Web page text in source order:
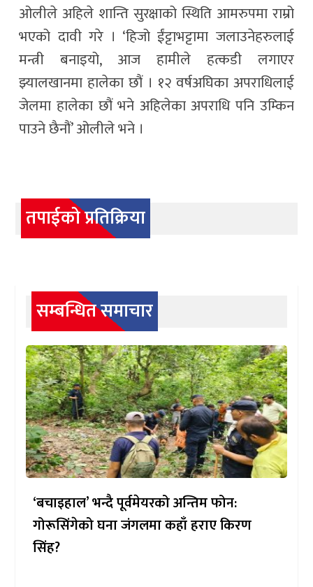
ओलीले अहिले शान्ति सुरक्षाको स्थिति आमरुपमा राम्रो
भएको दावी गरे । ‘हिजो ईंट्टाभट्टामा जलाउनेहरुलाई
मन्त्री बनाइयो, आज हामीले हत्कडी लगाएर
झ्यालखानमा हालेका छौं । १२ वर्षअघिका अपराधिलाई
जेलमा हालेका छौं भने अहिलेका अपराधि पनि उम्किन
पाउने छैनौं’ ओलीले भने ।
तपाईको प्रतिक्रिया
सम्बन्धित समाचार
‘बचाइहाल’ भन्दै पूर्वमेयरको अन्तिम फोन:
गोरूसिंगेको घना जंगलमा कहाँ हराए किरण
सिंह?